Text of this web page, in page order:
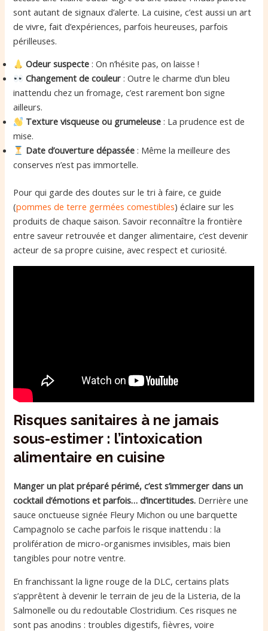
sont autant de signaux d’alerte. La cuisine, c’est aussi un art
de vivre, fait d’expériences, parfois heureuses, parfois
périlleuses.
Odeur suspecte : On n’hésite pas, on laisse !
Changement de couleur : Outre le charme d’un bleu
inattendu chez un fromage, c’est rarement bon signe
ailleurs.
Texture visqueuse ou grumeleuse : La prudence est de
mise.
Date d’ouverture dépassée : Même la meilleure des
conserves n’est pas immortelle.
Pour qui garde des doutes sur le tri à faire, ce guide
(pommes de terre germées comestibles) éclaire sur les
produits de chaque saison. Savoir reconnaître la frontière
entre saveur retrouvée et danger alimentaire, c’est devenir
acteur de sa propre cuisine, avec respect et curiosité.
Risques sanitaires à ne jamais
sous-estimer : l’intoxication
alimentaire en cuisine
Manger un plat préparé périmé, c’est s’immerger dans un
cocktail d’émotions et parfois… d’incertitudes. Derrière une
sauce onctueuse signée Fleury Michon ou une barquette
Campagnolo se cache parfois le risque inattendu : la
prolifération de micro-organismes invisibles, mais bien
tangibles pour notre ventre.
En franchissant la ligne rouge de la DLC, certains plats
s’apprêtent à devenir le terrain de jeu de la Listeria, de la
Salmonelle ou du redoutable Clostridium. Ces risques ne
sont pas anodins : troubles digestifs, fièvres, voire